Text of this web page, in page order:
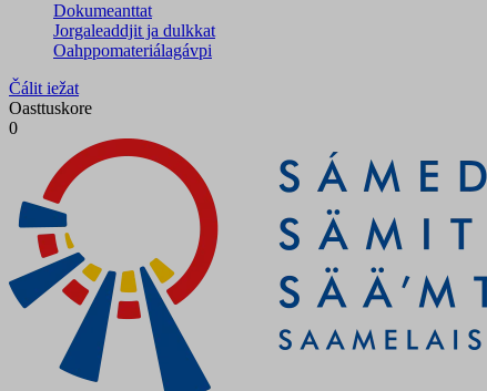
Dokumeanttat
Jorgaleaddjit ja dulkkat
Oahppomateriálagávpi
Čálit iežat
Oasttuskore
0